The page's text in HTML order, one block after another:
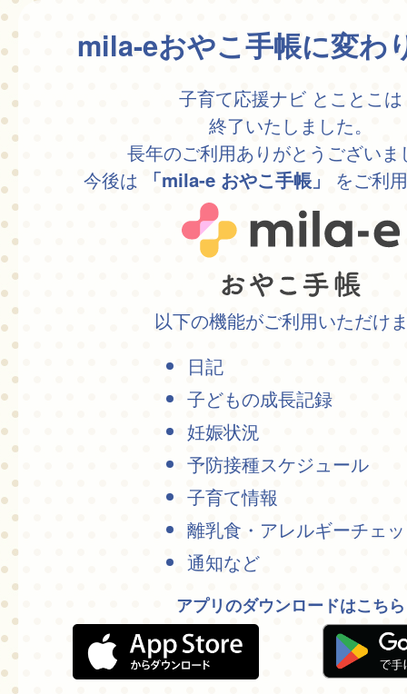
mila-eおやこ手帳に変わ
子育て応援ナビ とことこは
終了いたしました。
長年のご利用ありがとうございま
今後は
「mila-e おやこ手帳」 をご利
以下の機能がご利用いただけ
日記
子どもの成長記録
妊娠状況
予防接種スケジュール
子育て情報
離乳食・アレルギーチェ
通知など
アプリのダウンロードはこちら